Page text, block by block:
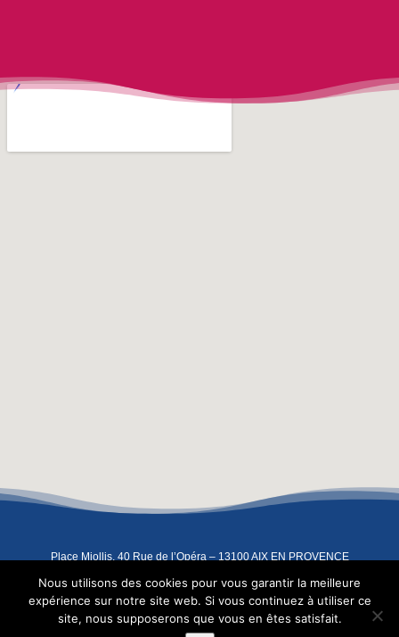
Place Miollis, 40 Rue de l’Opéra – 13100 AIX EN PROVENCE
Copyright 2022 – L’Atelier Indigo –Mentions légales
Nous utilisons des cookies pour vous garantir la meilleure
expérience sur notre site web. Si vous continuez à utiliser ce
site, nous supposerons que vous en êtes satisfait.